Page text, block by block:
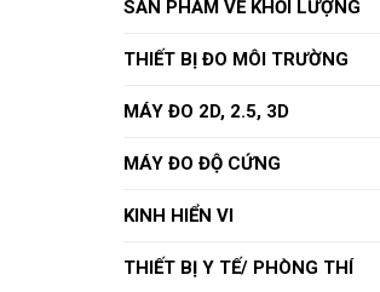
SẢN PHẨM VỀ KHỐI LƯỢNG
THIẾT BỊ ĐO MÔI TRƯỜNG
MÁY ĐO 2D, 2.5, 3D
MÁY ĐO ĐỘ CỨNG
KINH HIỂN VI
THIẾT BỊ Y TẾ/ PHÒNG THÍ